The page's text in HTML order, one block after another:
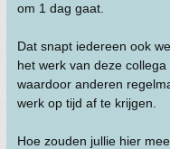
om 1 dag gaat.
Dat snapt iedereen ook
het werk van deze
waardoor anderen
werk op tijd af te krijgen.
Hoe zouden jullie hier